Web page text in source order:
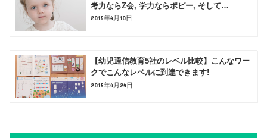
考力ならZ会, 学力ならポピー, そして…
2018年4月10日
【幼児通信教育5社のレベル比較】こんなワー
クでこんなレベルに到達できます!
2018年4月24日